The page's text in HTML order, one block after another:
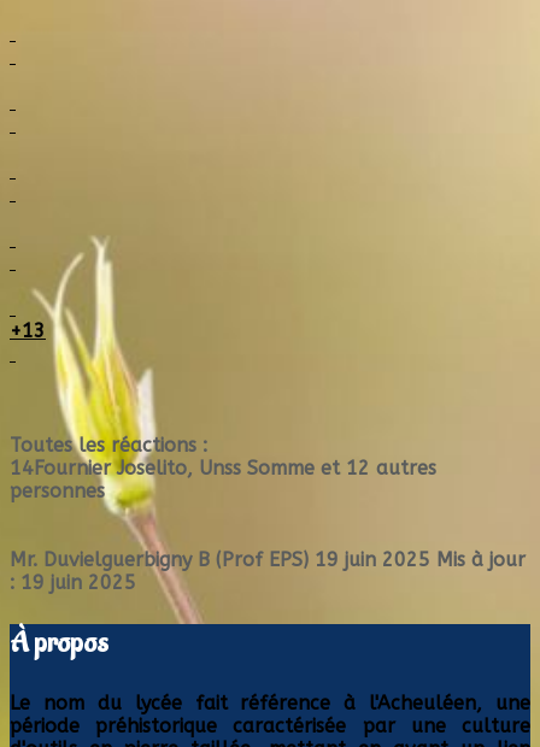
+13
Toutes les réactions :
14 Fournier Joselito, Unss Somme et 12 autres
personnes
Mr. Duvielguerbigny B (Prof EPS) 19 juin 2025 Mis à jour
: 19 juin 2025
À propos
Le nom du lycée fait référence à l'Acheuléen, une
période préhistorique caractérisée par une culture